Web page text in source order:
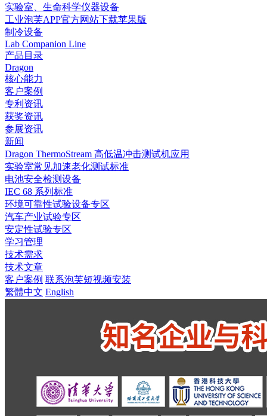
实验室、生命科学仪器设备
工业泡芙APP官方网站下载苹果版
制冷设备
Lab Companion Line
产品目录
Dragon
核心能力
客户案例
专利资讯
获奖资讯
参展资讯
新闻
Dragon ThermoStream 高低温冲击测试机应用
实验室常见加速老化测试标准
电池安全检测设备
IEC 68 系列标准
环境可靠性试验设备专区
汽车产业试验专区
安定性试验专区
学习管理
技术需求
技术文章
客户案例 联系泡芙短视频安装
繁體中文 English